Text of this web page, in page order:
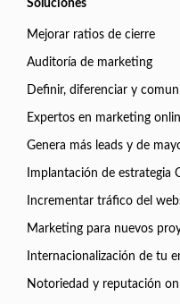
Soluciones
Mejorar ratios de cierre
Auditoría de marketing
Definir, diferenciar y
Expertos en marketing
Genera más leads y de
Implantación de estrategia
Incrementar tráfico del
Marketing para nuevos
Internacionalización de tu
Notoriedad y reputación